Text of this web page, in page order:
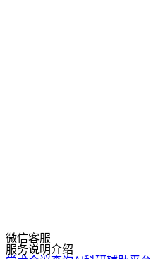
微信客服
服务说明介绍